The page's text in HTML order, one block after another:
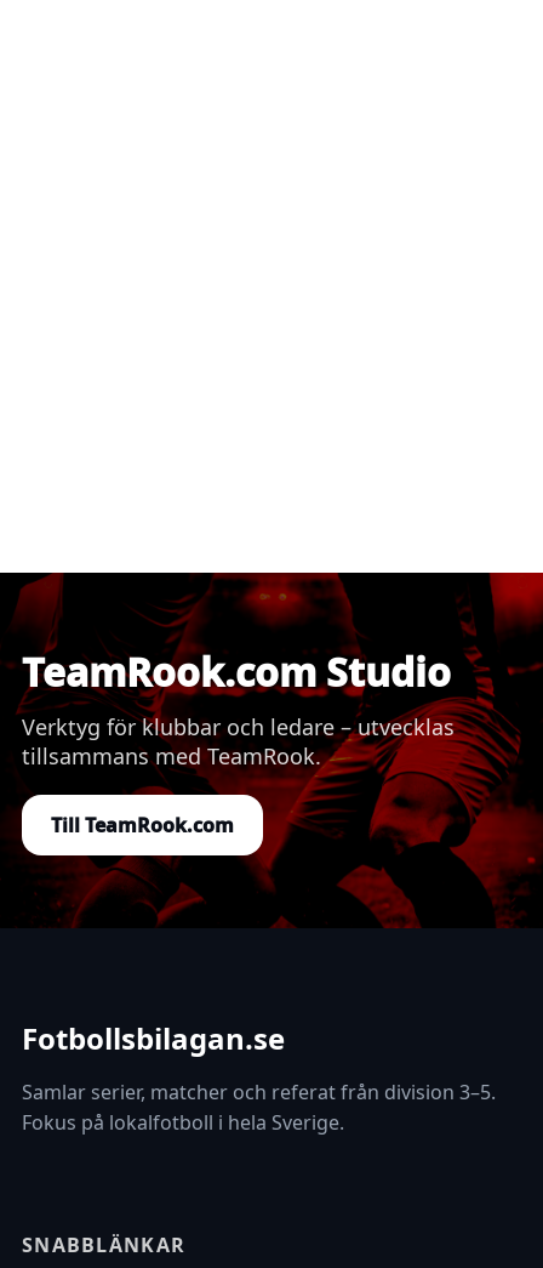
TeamRook.com Studio
Verktyg för klubbar och ledare – utvecklas
tillsammans med TeamRook.
Till TeamRook.com
Fotbollsbilagan.se
Samlar serier, matcher och referat från division 3–5.
Fokus på lokalfotboll i hela Sverige.
SNABBLÄNKAR